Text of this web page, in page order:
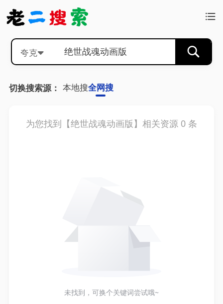
夸克
切换搜索源： 本地搜全网搜
为您找到【绝世战魂动画版】相关资源 0 条
未找到，可换个关键词尝试哦~